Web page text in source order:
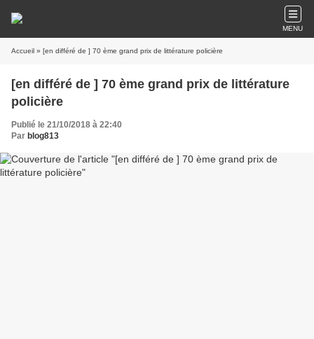
MENU
Accueil » [en différé de ] 70 ème grand prix de littérature policière
[en différé de ] 70 ème grand prix de littérature
policière
Publié le 21/10/2018 à 22:40
Par blog813